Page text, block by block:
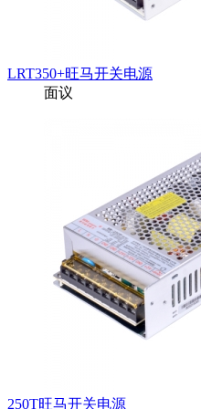
LRT350+旺马开关电源
面议
250T旺马开关电源